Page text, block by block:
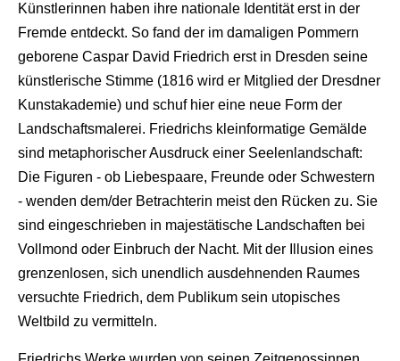
Künstlerinnen haben ihre nationale Identität erst in der
Fremde entdeckt. So fand der im damaligen Pommern
geborene Caspar David Friedrich erst in Dresden seine
künstlerische Stimme (1816 wird er Mitglied der Dresdner
Kunstakademie) und schuf hier eine neue Form der
Landschaftsmalerei. Friedrichs kleinformatige Gemälde
sind metaphorischer Ausdruck einer Seelenlandschaft:
Die Figuren - ob Liebespaare, Freunde oder Schwestern
- wenden dem/der Betrachterin meist den Rücken zu. Sie
sind eingeschrieben in majestätische Landschaften bei
Vollmond oder Einbruch der Nacht. Mit der Illusion eines
grenzenlosen, sich unendlich ausdehnenden Raumes
versuchte Friedrich, dem Publikum sein utopisches
Weltbild zu vermitteln.